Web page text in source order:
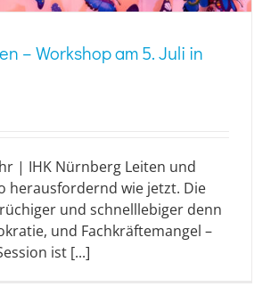
– Workshop am 5. Juli in
| IHK Nürnberg Leiten und
herausfordernd wie jetzt. Die
und schnelllebiger denn
und Fachkräftemangel –
ist [...]